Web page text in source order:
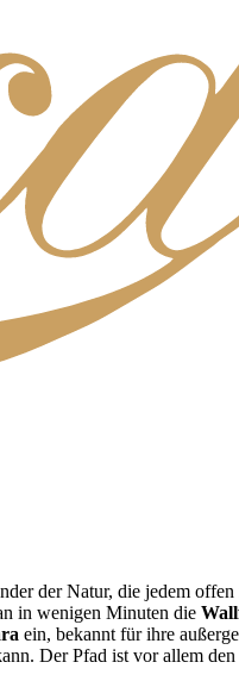
der Natur, die jedem offen
in wenigen Minuten die
ein, bekannt für ihre
Der Pfad ist vor allem